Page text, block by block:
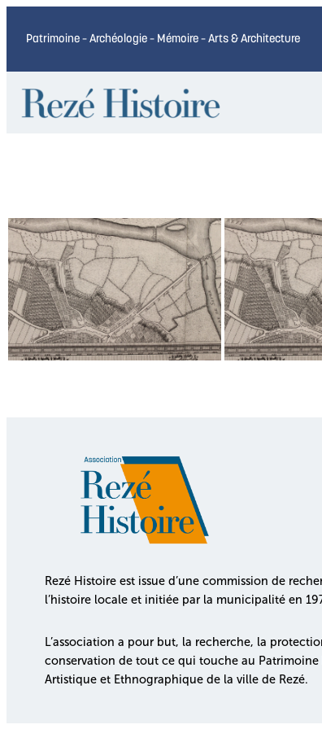
Patrimoine – Archéologie – Mémoire – Arts & Architecture
Rezé Histoire est issue d’une commission de
l’histoire locale et initiée par la municipalité en
L’association a pour but, la recherche, la
conservation de tout ce qui touche au Patrimoine
Artistique et Ethnographique de la ville de Rezé.